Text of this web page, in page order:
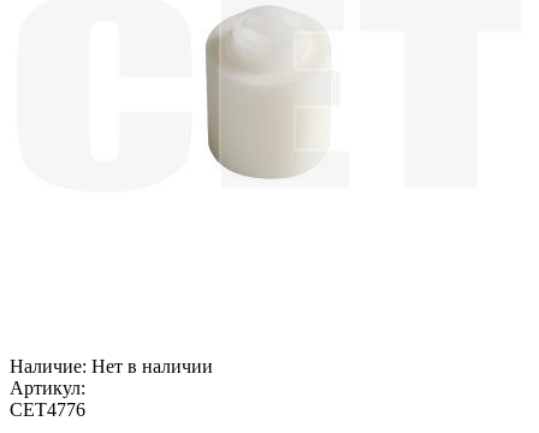
Наличие: Нет в наличии
Артикул:
CET4776